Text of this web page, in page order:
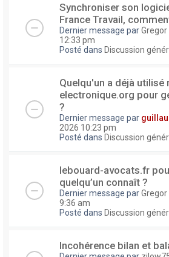
Synchroniser son
France Travail,
Dernier message parGregor
12:33 pm
Posté dans Discussion
Quelqu'un a déjà utilisé
electronique.org pour
?
Dernier message par
2026 10:23 pm
Posté dans Discussion
lebouard-avocats.fr
quelqu’un connaît ?
Dernier message parGregor
9:36 am
Posté dans Discussion
Incohérence bilan et